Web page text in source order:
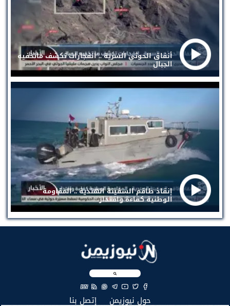
أنفاق الحوثي السرية .. انفجارات تكشف ماتخفيه
الجبال
إنقاذ طاقم السفينة الهندية .. المقاومة
الوطنية كفاءة واقتدار
EN
حول نيوزيمن إتصل بنا